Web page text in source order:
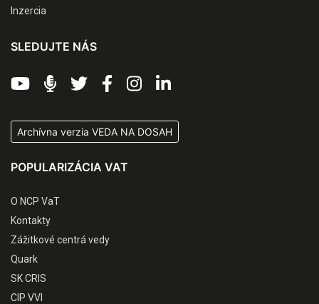
Inzercia
SLEDUJTE NÁS
Archívna verzia VEDA NA DOSAH
POPULARIZÁCIA VAT
O NCP VaT
Kontakty
Zážitkové centrá vedy
Quark
SK CRIS
CIP VVI